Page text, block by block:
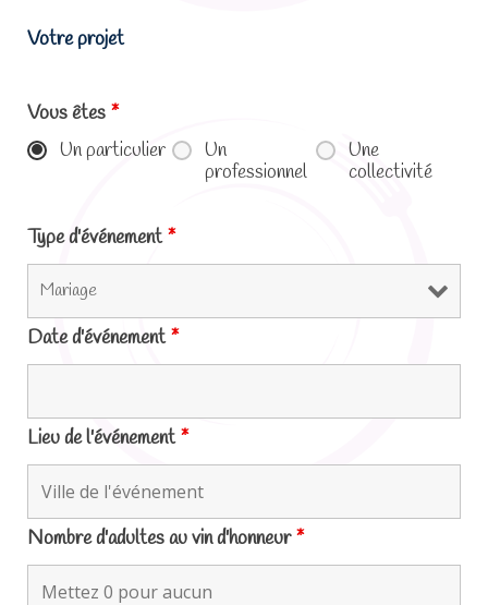
Votre projet
Vous êtes *
Un particulier
Un
professionnel
Une
collectivité
Type d'événement*
Date d'événement*
Lieu de l'événement*
Nombre d'adultes au vin d'honneur*